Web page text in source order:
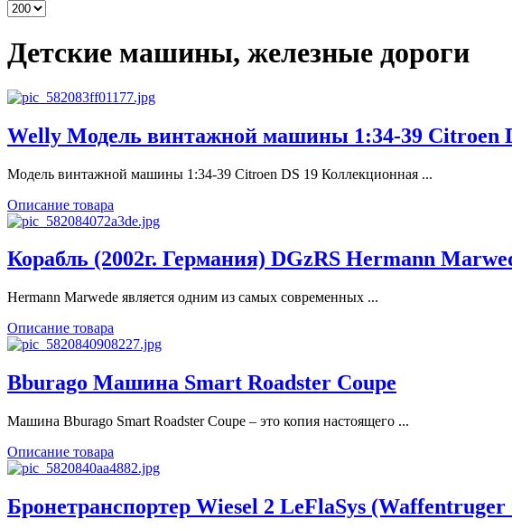
Детские машины, железные дороги
Welly Модель винтажной машины 1:34-39 Citroen
Модель винтажной машины 1:34-39 Citroen DS 19 Коллекционная ...
Описание товара
Корабль (2002г. Германия) DGzRS Hermann
Hermann Marwede является одним из самых современных ...
Описание товара
Bburago Машина Smart Roadster Coupe
Машина Bburago Smart Roadster Coupe – это копия настоящего ...
Описание товара
Бронетранспортер Wiesel 2 LeFlaSys (Waffentruger